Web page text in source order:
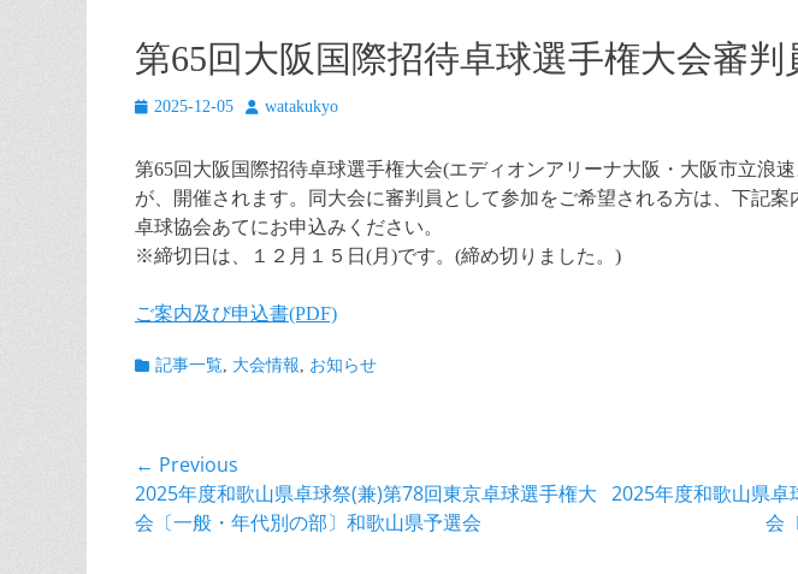
第65回大阪国際招待卓球選手権大会審
Posted2025-12-05 Author
watakukyo
第65回大阪国際招待卓球選手権大会(エディオンアリーナ大阪・大阪市立浪速
が、開催されます。同大会に審判員として参加をご希望される方は、下記
卓球協会あてにお申込みください。
※締切日は、１２月１５日(月)です。(締め切りました。)
ご案内及び申込書(PDF)
Categories
記事一覧, 大会情報, お知らせ
投
稿
← Previous
Previous
post:
2025年度和歌山県卓球祭(兼)第78回東京卓球選手権大
会〔一般・年代別の部〕和歌山県予選会
Next
2025年度和歌山県卓
会